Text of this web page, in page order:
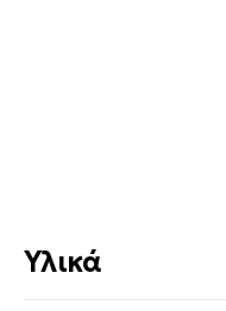
Υλικά